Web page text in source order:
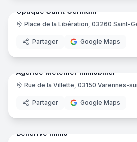
Opticien
Optique Saint Germain
Place de la Libération, 03260 Saint-
Partager Google Maps
Agence immobilière
Agence Metenier Immobilier
Rue de la Villette, 03150 Varennes-
Partager Google Maps
Bellerive Immo